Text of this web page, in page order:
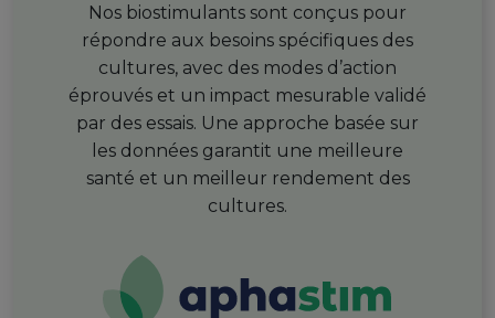
Nos biostimulants sont conçus pour
répondre aux besoins spécifiques des
cultures, avec des modes d’action
éprouvés et un impact mesurable validé
par des essais. Une approche basée sur
les données garantit une meilleure
santé et un meilleur rendement des
cultures.